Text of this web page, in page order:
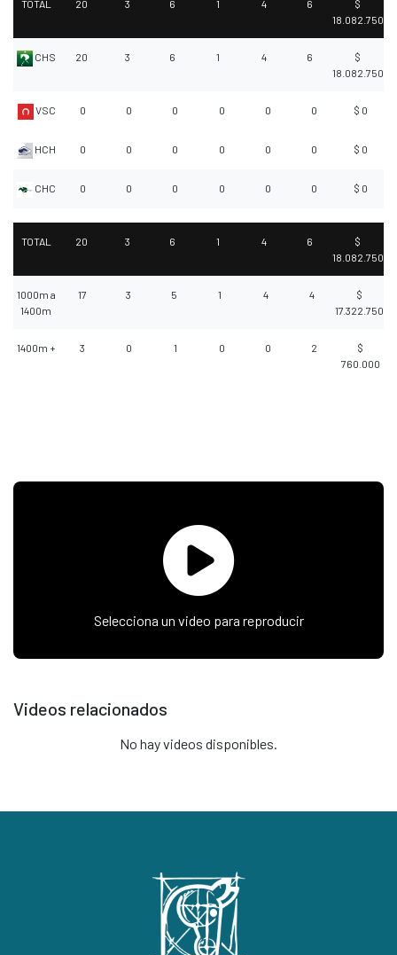
TOTAL 20 3 6 1 4 6
$
18.082.750
CHS 20 3 6 1 4 6
$
18.082.750
VSC 0 0 0 0 0 0 $ 0
HCH 0 0 0 0 0 0 $ 0
CHC 0 0 0 0 0 0 $ 0
TOTAL 20 3 6 1 4 6
$
18.082.750
1000m a
1400m
17 3 5 1 4 4
$
17.322.750
1400m + 3 0 1 0 0 2
$
760.000
Selecciona un video para reproducir
Videos relacionados
No hay videos disponibles.